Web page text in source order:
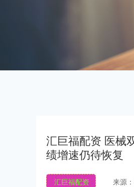
汇巨福配资 医械
绩增速仍待恢复
汇巨福配资 来源